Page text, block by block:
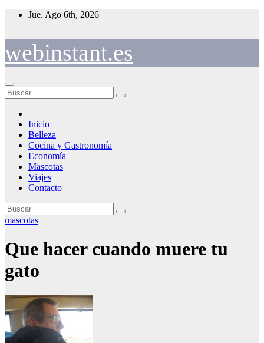
Saltar
Jue. Ago 6th, 2026
webinstant.es
Inicio
Belleza
Cocina y Gastronomía
Economía
Mascotas
Viajes
Contacto
mascotas
Que hacer cuando muere tu
gato